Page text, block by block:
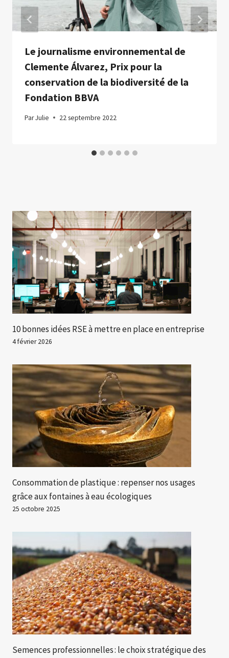
Le journalisme environnemental de
Clemente Álvarez, Prix pour la
conservation de la biodiversité de la
Fondation BBVA
ParJulie 22 septembre 2022
10 bonnes idées RSE à mettre en place en entreprise
4 février 2026
Consommation de plastique : repenser nos usages
grâce aux fontaines à eau écologiques
25 octobre 2025
Semences professionnelles : le choix stratégique des